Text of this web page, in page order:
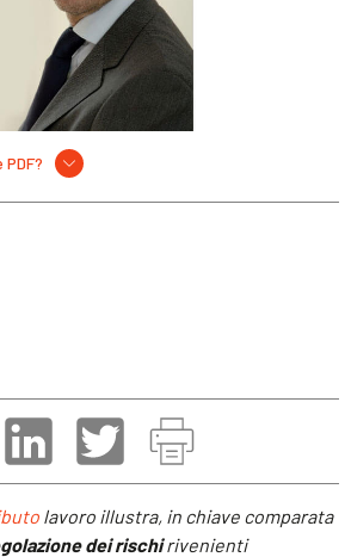
lavoro illustra, in chiave comparata
dei rischirivenienti